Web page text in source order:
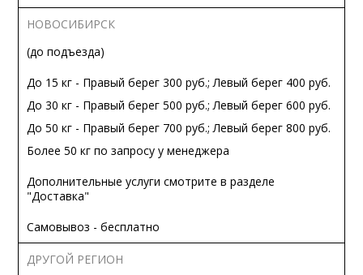
НОВОСИБИРСК
(до подъезда)
До 15 кг - Правый берег 300 руб.; Левый берег 400 руб.
До 30 кг - Правый берег 500 руб.; Левый берег 600 руб.
До 50 кг - Правый берег 700 руб.; Левый берег 800 руб.
Более 50 кг по запросу у менеджера
Дополнительные услуги смотрите в разделе
"Доставка"
Самовывоз - бесплатно
ДРУГОЙ РЕГИОН